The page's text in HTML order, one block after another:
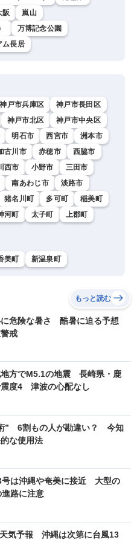
阪
嵐山
万博記念公園
ム長居
神戸市兵庫区
神戸市長田区
神戸市北区
神戸市中央区
明石市 西宮市
洲本市
古川市 赤穂市
西脇市
西市 小野市
三田市
南あわじ市
淡路市
猪名川町 多可町
稲美町
河町 太子町
上郡町
美町 新温泉町
もっと読む
危険な暑さ 酷暑に迫る予想
戒
方でM5.1の地震 長崎県・鹿
震度4 津波の心配なし
” 6割もの人が勘違い？ 今知
な使用法
号は沖縄や奄美に接近 大型の
路に注意
気予報 沖縄は次第に台風13